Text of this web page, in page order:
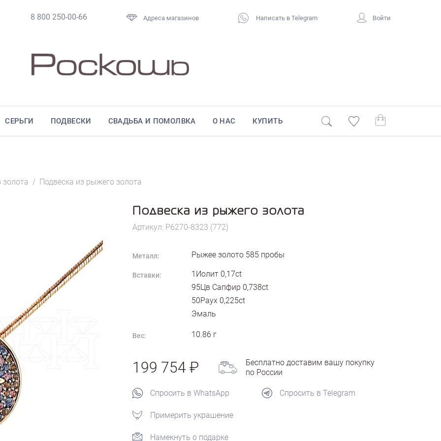
8 800 250-00-66 Адреса магазинов Написать в Telegram Войти
СЕРЬГИ ПОДВЕСКИ СВАДЬБА И ПОМОЛВКА О НАС КУПИТЬ
золота / Подвеска из рыжего золота
Подвеска из рыжего золота
Артикул: P6270-8323 (772)
Металл: Рыжее золото 585 пробы
Вставки:
1Иолит 0,17ct
95Цв Сапфир 0,738ct
50Раух 0,225ct
Эмаль
Вес: 10.86 г
199 754
Бесплатно доставим вашу покупку
по России
Спросить в WhatsApp Спросить в Telegram
Примерить украшение
Намекнуть о подарке